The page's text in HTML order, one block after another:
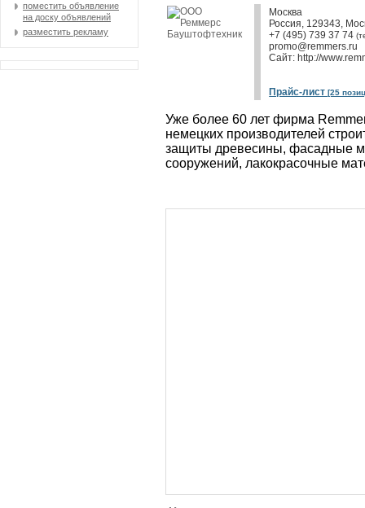
поместить объявление
на доску объявлений
разместить рекламу
Москва
Россия, 129343,
+7 (495) 739 37 74
promo@remmers.ru
Сайт: http://
Прайс-лист[25
Уже более 60 лет фирма
немецких производителей
защиты древесины, фасадные
сооружений, лакокрасочные